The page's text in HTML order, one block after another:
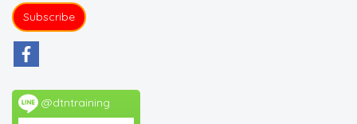
Subscribe
@dtntraining